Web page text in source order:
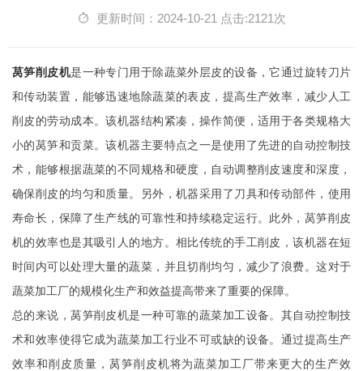
更新时间：2024-10-21 点击:2121次
莴笋削皮机是一种专门用于除蔬菜外层皮的设备，它通过旋转刀片
和传动装置，能够迅速地除蔬菜的表皮，提高生产效率，减少人工
削皮的劳动成本。该机器结构紧凑，操作简便，适用于各类规格大
小的莴笋和贡菜。该机器主要特点之一是使用了先进的自动控制技
术，能够根据蔬菜的不同规格和硬度，自动调整削皮速度和深度，
确保削皮的均匀和质量。另外，机器采用了刀具和传动部件，使用
寿命长，保障了生产线的可靠性和持续稳定运行。此外，莴笋削皮
机的效率也是其吸引人的地方。相比传统的手工削皮，该机器在短
时间内可以处理大量的蔬菜，并且切削均匀，减少了浪费。这对于
蔬菜加工厂的规模化生产和效益提高带来了重要的保障。
总的来说，莴笋削皮机是一种可靠的蔬菜加工设备。其自动控制技
术和效率使得它成为蔬菜加工行业不可或缺的设备。通过提高生产
效率和削皮质量，莴笋削皮机将为蔬菜加工厂带来更大的生产效